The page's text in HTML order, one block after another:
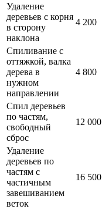
Удаление
деревьев с корня
в сторону
наклона
4 200
Спиливание с
оттяжкой, валка
дерева в
нужном
направлении
4 800
Спил деревьев
по частям,
свободный
сброс
12 000
Удаление
деревьев по
частям с
частичным
завешиванием
веток
16 500